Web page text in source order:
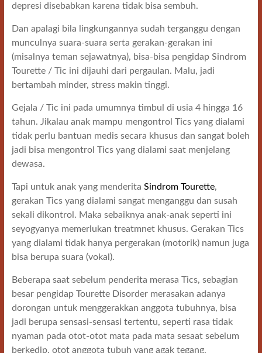
depresi disebabkan karena tidak bisa sembuh.
Dan apalagi bila lingkungannya sudah terganggu dengan
munculnya suara-suara serta gerakan-gerakan ini
(misalnya teman sejawatnya), bisa-bisa pengidap Sindrom
Tourette / Tic ini dijauhi dari pergaulan. Malu, jadi
bertambah minder, stress makin tinggi.
Gejala / Tic ini pada umumnya timbul di usia 4 hingga 16
tahun. Jikalau anak mampu mengontrol Tics yang dialami
tidak perlu bantuan medis secara khusus dan sangat boleh
jadi bisa mengontrol Tics yang dialami saat menjelang
dewasa.
Tapi untuk anak yang menderita Sindrom Tourette,
gerakan Tics yang dialami sangat menganggu dan susah
sekali dikontrol. Maka sebaiknya anak-anak seperti ini
seyogyanya memerlukan treatmnet khusus. Gerakan Tics
yang dialami tidak hanya pergerakan (motorik) namun juga
bisa berupa suara (vokal).
Beberapa saat sebelum penderita merasa Tics, sebagian
besar pengidap Tourette Disorder merasakan adanya
dorongan untuk menggerakkan anggota tubuhnya, bisa
jadi berupa sensasi-sensasi tertentu, seperti rasa tidak
nyaman pada otot-otot mata pada mata sesaat sebelum
berkedip, otot anggota tubuh yang agak tegang,